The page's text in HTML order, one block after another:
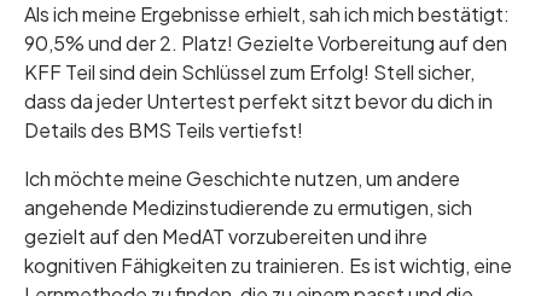
Als ich meine Ergebnisse erhielt, sah ich mich bestätigt:
90,5% und der 2. Platz! Gezielte Vorbereitung auf den
KFF Teil sind dein Schlüssel zum Erfolg! Stell sicher,
dass da jeder Untertest perfekt sitzt bevor du dich in
Details des BMS Teils vertiefst!
Ich möchte meine Geschichte nutzen, um andere
angehende Medizinstudierende zu ermutigen, sich
gezielt auf den MedAT vorzubereiten und ihre
kognitiven Fähigkeiten zu trainieren. Es ist wichtig, eine